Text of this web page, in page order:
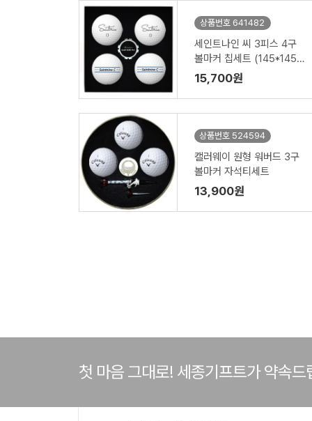
상품번호 641482
세인트나인 씨 3피스 4구
볼마커 칩세트 (145*145*
45mm)
15,700원
상품번호 524594
캘러웨이 원형 워버드 3구
볼마커 자석티세트
13,900원
첫 마음 그대로! 세종기프트가 약속드